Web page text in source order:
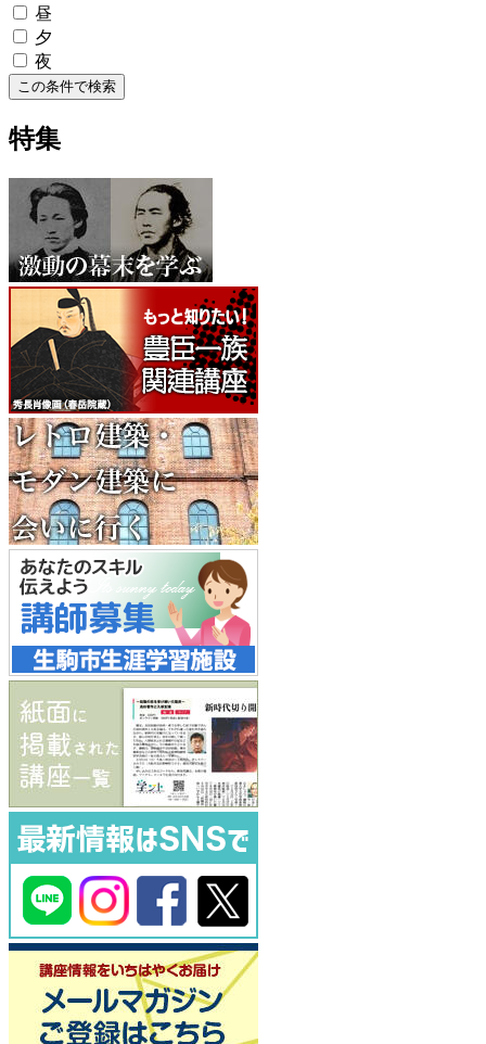
昼
夕
夜
この条件で検索
特集